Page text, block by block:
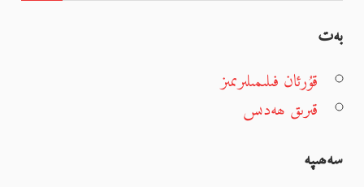
بەت
قۇرئان فىلىمىلىرىمىز
قىرىق ھەدىس
سەھىپە